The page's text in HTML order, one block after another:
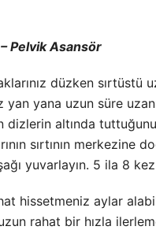
Pelvik Asansör
düzken sırtüstü
yan yana uzun süre
dizlerin altında
sırtının merkezine
yuvarlayın. 5 ila 8
hissetmeniz aylar
rahat bir hızla